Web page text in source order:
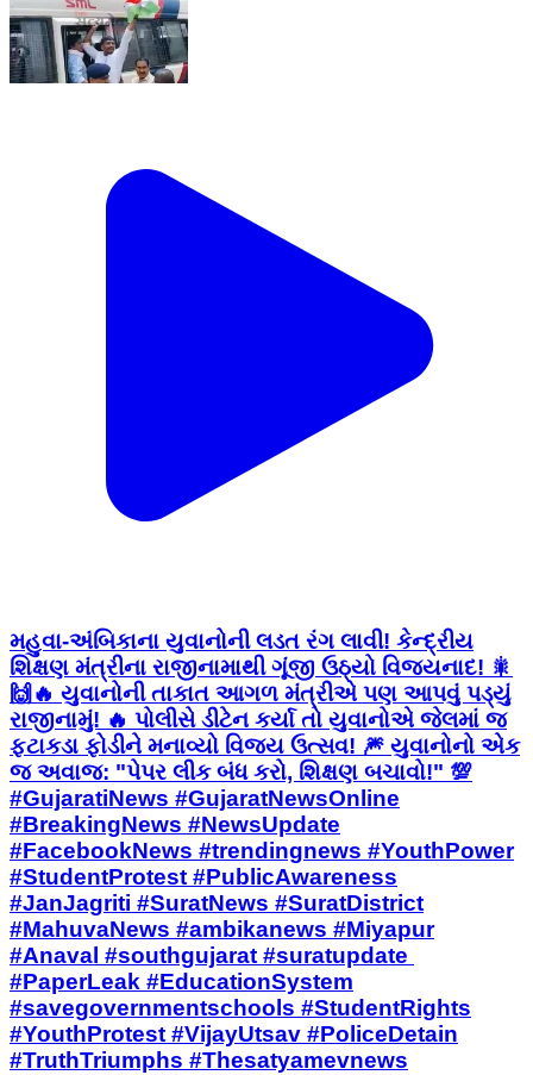
મહુવા-અંબિકાના યુવાનોની લડત રંગ લાવી! કેન્દ્રીય
શિક્ષણ મંત્રીના રાજીનામાથી ગૂંજી ઉઠ્યો વિજયનાદ! 🎇
🙌 ​🔥 યુવાનોની તાકાત આગળ મંત્રીએ પણ આપવું પડ્યું
રાજીનામું! 🔥 પોલીસે ડીટેન કર્યા તો યુવાનોએ જેલમાં જ
ફટાકડા ફોડીને મનાવ્યો વિજય ઉત્સવ! 🎆 યુવાનોનો એક
જ અવાજ: "પેપર લીક બંધ કરો, શિક્ષણ બચાવો!" 💯 ​
#GujaratiNews #GujaratNewsOnline
#BreakingNews #NewsUpdate
#FacebookNews #trendingnews #YouthPower
#StudentProtest #PublicAwareness
#JanJagriti #SuratNews #SuratDistrict
#MahuvaNews #ambikanews #Miyapur
#Anaval #southgujarat #suratupdate ​
#PaperLeak #EducationSystem
#savegovernmentschools #StudentRights
#YouthProtest #VijayUtsav #PoliceDetain
#TruthTriumphs #Thesatyamevnews